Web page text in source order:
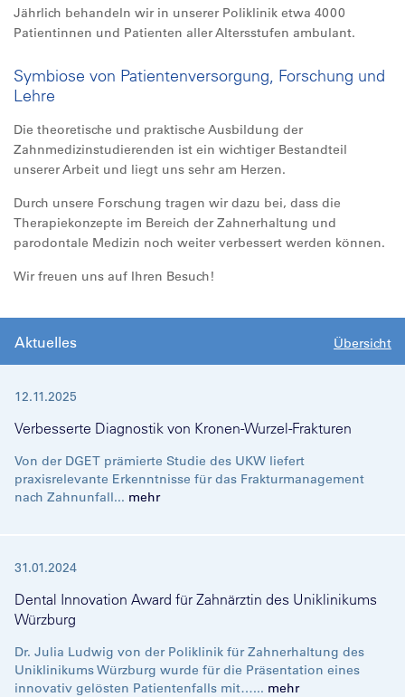
Jährlich behandeln wir in unserer Poliklinik etwa 4000
Patientinnen und Patienten aller Altersstufen ambulant.
Symbiose von Patientenversorgung, Forschung und
Lehre
Die theoretische und praktische Ausbildung der
Zahnmedizinstudierenden ist ein wichtiger Bestandteil
unserer Arbeit und liegt uns sehr am Herzen.
Durch unsere Forschung tragen wir dazu bei, dass die
Therapiekonzepte im Bereich der Zahnerhaltung und
parodontale Medizin noch weiter verbessert werden können.
Wir freuen uns auf Ihren Besuch!
Aktuelles Übersicht
12.11.2025
Verbesserte Diagnostik von Kronen-Wurzel-Frakturen
Von der DGET prämierte Studie des UKW liefert
praxisrelevante Erkenntnisse für das Frakturmanagement
nach Zahnunfall... mehr
31.01.2024
Dental Innovation Award für Zahnärztin des Uniklinikums
Würzburg
Dr. Julia Ludwig von der Poliklinik für Zahnerhaltung des
Uniklinikums Würzburg wurde für die Präsentation eines
innovativ gelösten Patientenfalls mit…... mehr